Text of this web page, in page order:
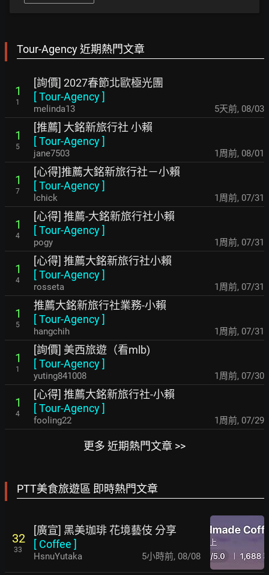
Tour-Agency 近期熱門文章
1
1
[詢價] 2027春節北歐極光團
[Tour-Agency]
melinda13 5天前, 08/03
1
5
[推薦] 大銘新旅行社 小賴
[Tour-Agency]
jane7503 1周前, 08/01
1
7
[心得]推薦大銘新旅行社－小賴
[Tour-Agency]
lchick 1周前, 07/31
1
4
[心得] 推薦-大銘新旅行社小賴
[Tour-Agency]
pogy 1周前, 07/31
1
4
[心得] 推薦大銘新旅行社小賴
[Tour-Agency]
rosseta 1周前, 07/31
1
5
推薦大銘新旅行社業務-小賴
[Tour-Agency]
hangchih 1周前, 07/31
1
1
[詢價] 美西旅遊（看mlb)
[Tour-Agency]
yuting841008 1周前, 07/30
1
4
[心得] 推薦大銘新旅行社-小賴
[Tour-Agency]
fooling22 1周前, 07/29
更多 近期熱門文章 >>
PTT美食旅遊區 即時熱門文章
32
33
[廣宣] 黑美珈琲 花境藝伎 分享
[ Coffee ]
HsnuYutaka 5小時前, 08/08